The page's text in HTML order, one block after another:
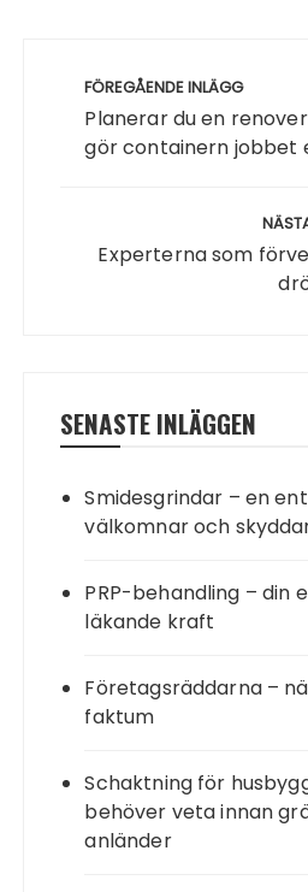
FÖREGÅENDE INLÄGG
Planerar du en
gör containern jobbet
Experterna som
SENASTE INLÄGGEN
Smidesgrindar – en
välkomnar och
PRP-behandling – din
läkande kraft
Företagsräddarna –
faktum
Schaktning för
behöver veta innan
anländer